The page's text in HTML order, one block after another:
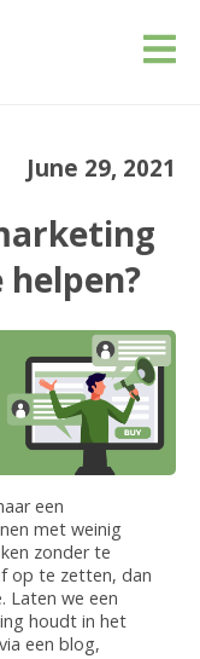
June 29, 2021
een
met weinig
zonder te
op te zetten, dan
Laten we een
houdt in het
een blog,